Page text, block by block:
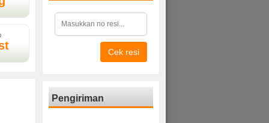
Cek resi
Pengiriman